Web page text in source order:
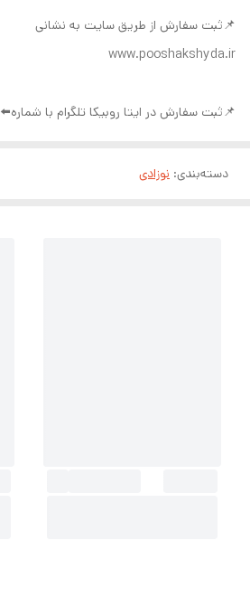
📌ثبت سفارش از طریق سایت به نشانی
www.pooshakshyda.ir
📌ثبت سفارش در ایتا روبیکا تلگرام با شماره⬅️09377992994✅
دسته‌بندی: نوزادی